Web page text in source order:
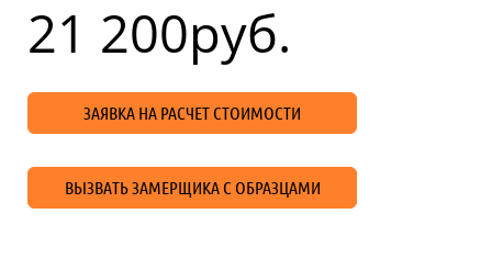
21 200руб.
ЗАЯВКА НА РАСЧЕТ СТОИМОСТИ
ВЫЗВАТЬ ЗАМЕРЩИКА С ОБРАЗЦАМИ